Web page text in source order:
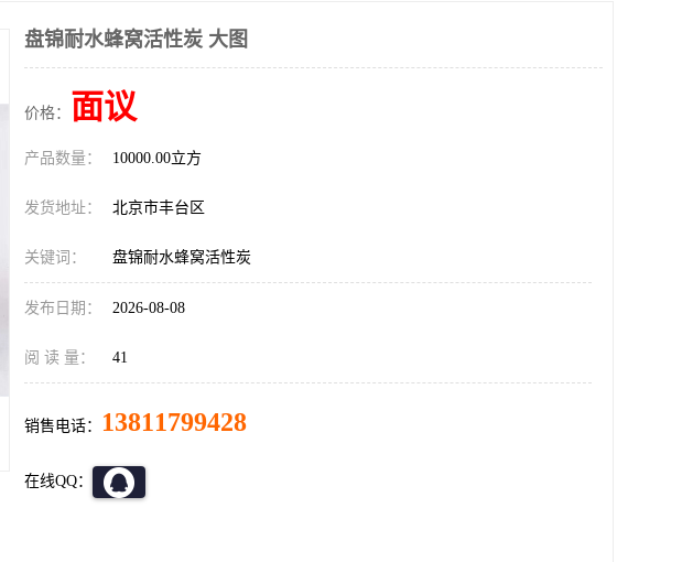
盘锦耐水蜂窝活性炭 大图
价格： 面议
产品数量： 10000.00立方
发货地址： 北京市丰台区
关键词： 盘锦耐水蜂窝活性炭
发布日期： 2026-08-08
阅 读 量： 41
销售电话： 13811799428
在线QQ：